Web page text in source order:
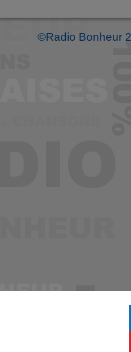
©Radio Bonheur